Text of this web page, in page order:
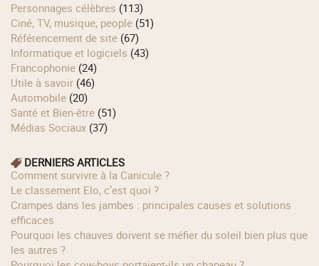
Personnages célèbres (113)
Ciné, TV, musique, people (51)
Référencement de site (67)
Informatique et logiciels (43)
Francophonie (24)
Utile à savoir (46)
Automobile (20)
Santé et Bien-être (51)
Médias Sociaux (37)
DERNIERS ARTICLES
Comment survivre à la Canicule ?
Le classement Elo, c’est quoi ?
Crampes dans les jambes : principales causes et solutions
efficaces
Pourquoi les chauves doivent se méfier du soleil bien plus que
les autres ?